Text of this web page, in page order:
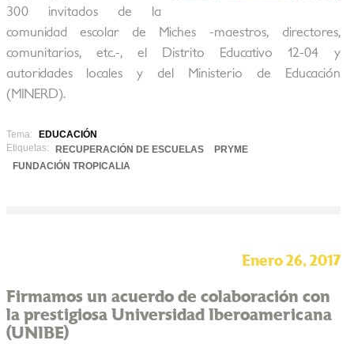
300 invitados de la
comunidad escolar de Miches -maestros, directores,
comunitarios, etc.-, el Distrito Educativo 12-04 y
autoridades locales y del Ministerio de Educación
(MINERD).
Tema:
EDUCACIÓN
Etiquetas:
RECUPERACIÓN DE ESCUELAS
PRYME
FUNDACIÓN TROPICALIA
Enero 26, 2017
Firmamos un acuerdo de colaboración con
la prestigiosa Universidad Iberoamericana
(UNIBE)